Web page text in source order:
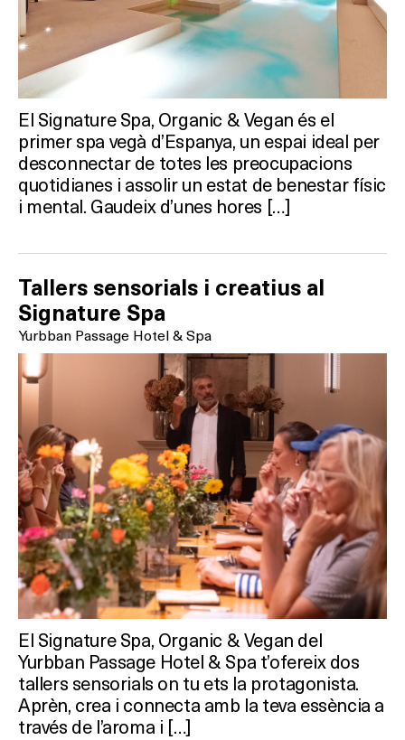
TERRASSES
BARS
SPAS
RESTAURANTS
SALES
Activitats
El Signature Spa, Organic & Vegan és el
primer spa vegà d’Espanya, un espai ideal per
desconnectar de totes les preocupacions
quotidianes i assolir un estat de benestar físic
i mental. Gaudeix d’unes hores […]
Tallers sensorials i creatius al
Signature Spa
Yurbban Passage Hotel & Spa
El Signature Spa, Organic & Vegan del
Yurbban Passage Hotel & Spa t’ofereix dos
tallers sensorials on tu ets la protagonista.
Aprèn, crea i connecta amb la teva essència a
través de l’aroma i […]